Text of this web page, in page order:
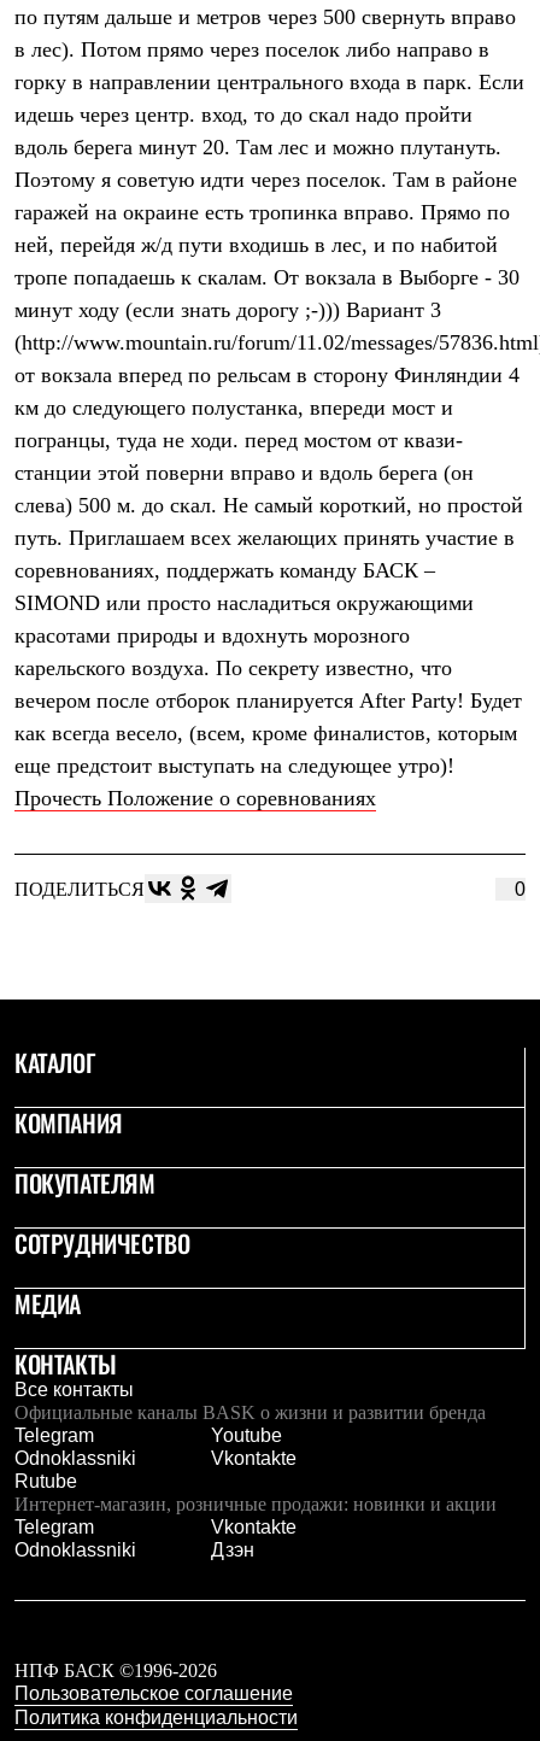
Куртки
Брюки
Лёгкая одежда
Футболки
Брюки
Софтшелл одежда
Куртки
Флисовая одежда
Куртки
Брюки
Комбинезоны
Термобелье
Комплект термобелья
Снаряжение
Палатки и тенты
Палатки
Тенты
Аксессуары для палаток
Рюкзаки
Легкоходные
Альпинистские
Аксессуары для рюкзаков
Спальные мешки
Пуховые
Комбинированные
С синтетическим утеплителем
Аксессуары для спальников
Баулы
Кошельки
Сумки
Гермомешки
Книги
Еда
Коврики
Ботинки
Кроссовки
Гамаши и бахилы
Гамаши
Тапочки и чуни
Тапочки
Чуни
Уход за обувью
Головные уборы
Шапки
Кепки и бейсболки
Повязки
Шарфы
Панамы
Перчатки и рукавицы
Перчатки
Рукавицы
Носки
Полезные аксессуары
Термоковрики
Уход за одеждой
В Арктику
Коллекции
по путям дальше и метров через 500 свернуть вправо
в лес). Потом прямо через поселок либо направо в
горку в направлении центрального входа в парк. Если
идешь через центр. вход, то до скал надо пройти
вдоль берега минут 20. Там лес и можно плутануть.
Поэтому я советую идти через поселок. Там в районе
гаражей на окраине есть тропинка вправо. Прямо по
ней, перейдя ж/д пути входишь в лес, и по набитой
тропе попадаешь к скалам. От вокзала в Выборге - 30
минут ходу (если знать дорогу ;-))) Вариант 3
(http://www.mountain.ru/forum/11.02/messages/
от вокзала вперед по рельсам в сторону Финляндии 4
км до следующего полустанка, впереди мост и
погранцы, туда не ходи. перед мостом от квази-
станции этой поверни вправо и вдоль берега (он
слева) 500 м. до скал. Не самый короткий, но простой
путь. Приглашаем всех желающих принять участие в
соревнованиях, поддержать команду БАСК –
SIMOND или просто насладиться окружающими
красотами природы и вдохнуть морозного
карельского воздуха. По секрету известно, что
вечером после отборок планируется After Party! Будет
как всегда весело, (всем, кроме финалистов, которым
еще предстоит выступать на следующее утро)!
Прочесть Положение о соревнованиях
ПОДЕЛИТЬСЯ 0
КАТАЛОГ
КОМПАНИЯ
ПОКУПАТЕЛЯМ
СОТРУДНИЧЕСТВО
МЕДИА
КОНТАКТЫ
Все контакты
Официальные каналы BASK о жизни и развитии бренда
Telegram
Youtube
Odnoklassniki
Vkontakte
Rutube
Интернет-магазин, розничные продажи: новинки и акции
Telegram
Vkontakte
Odnoklassniki
Дзэн
НПФ БАСК ©1996-2026
Пользовательское соглашение
Политика конфиденциальности